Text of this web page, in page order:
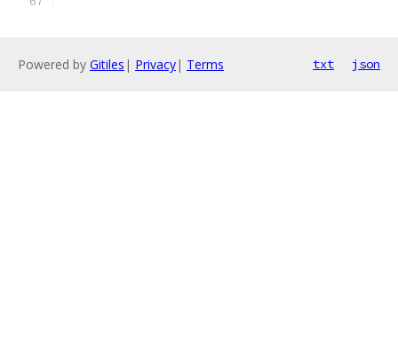
Powered by Gitiles | Privacy| Terms txt json